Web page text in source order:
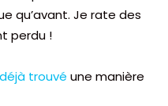
qu’avant. Je rate des
perdu !
trouvé une manière